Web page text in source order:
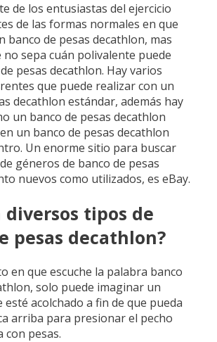
de los entusiastas del ejercicio
de las formas normales en que
banco de pesas decathlon, mas
sepa cuán polivalente puede
pesas decathlon. Hay varios
que puede realizar con un
decathlon estándar, además hay
un banco de pesas decathlon
un banco de pesas decathlon
Un enorme sitio para buscar
géneros de banco de pesas
nuevos como utilizados, es eBay.
diversos tipos de
pesas decathlon?
en que escuche la palabra banco
solo puede imaginar un
esté acolchado a fin de que pueda
arriba para presionar el pecho
con pesas.